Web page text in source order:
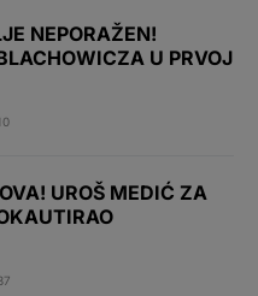
NEPORAŽEN!
U PRVOJ
UROŠ MEDIĆ ZA